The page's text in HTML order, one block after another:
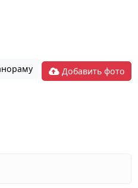
Добавить фото